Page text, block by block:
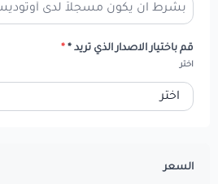
قم باختيار الاصدار الذي تريد * *
اختر
السعر